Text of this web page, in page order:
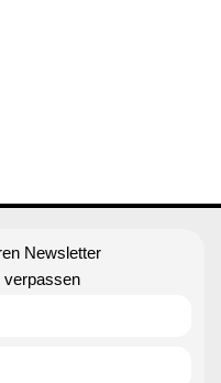
Newsletter
verpassen